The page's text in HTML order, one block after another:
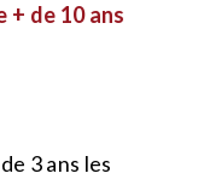
de 10 ans
3 ans les